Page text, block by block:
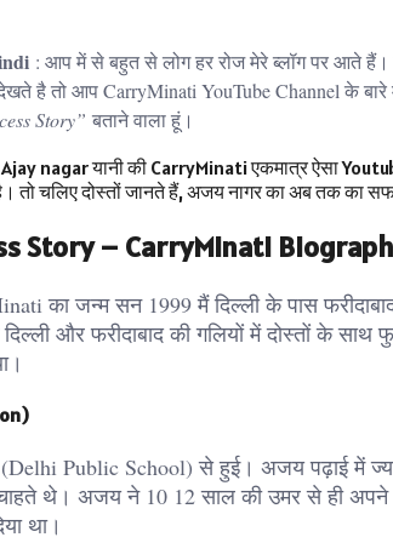
: आप में से बहुत से लोग हर रोज मेरे ब्लॉग पर आते हैं।
है तो आप CarryMinati YouTube Channel के बारे
Story” बताने वाला हूं।
nagar यानी की CarryMinati एकमात्र ऐसा
तो चलिए दोस्तों जानते हैं, अजय नागर का अब तक का
Story – CarryMinati
का जन्म सन 1999 मैं दिल्ली के पास
और फरीदाबाद की गलियों में दोस्तों के
(Delhi Public School) से हुई। अजय पढ़ाई में
थे। अजय ने 10 12 साल की उमर से ही
था।